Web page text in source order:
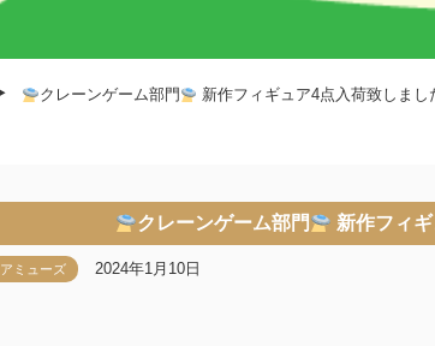
クレーンゲーム部門 新作フィギュア4点入荷致しまし
クレーンゲーム部門 新作フィ
アミューズ 2024年1月10日